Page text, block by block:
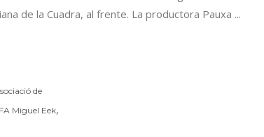
de la Cuadra, al frente. La productora Pauxa
de
Miguel Eek,